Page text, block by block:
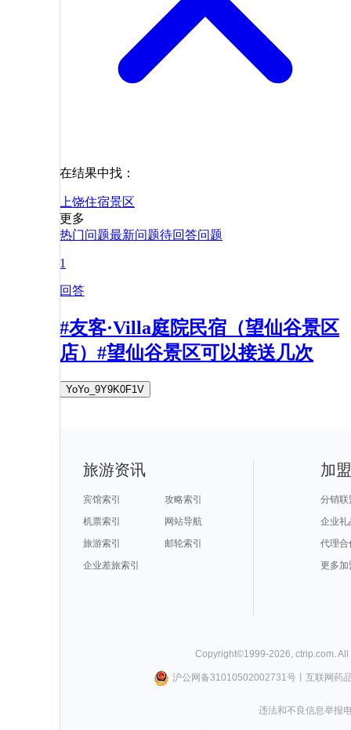
在结果中找：
上饶住宿景区
更多
热门问题最新问题待回答问题
1
回答
#友客·Villa庭院民宿（望仙谷景区
店）#望仙谷景区可以接送几次
YoYo_9Y9K0F1V
旅游资讯
宾馆索引
攻略索引
机票索引
网站导航
旅游索引
邮轮索引
企业差旅索引
加
分销联
企业礼
代理合
更多加
Copyright©1999-2026 ctrip.com .
沪公网备31010502002731号丨 互联网药
违法和不良信息举报